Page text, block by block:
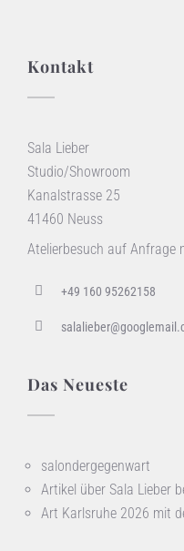
Kontakt
Sala Lieber
Studio/Showroom
Kanalstrasse 25
41460 Neuss
Atelierbesuch auf Anfrage
+49 160 95262158
Das Neueste
salondergegenwart
Artikel über Sala Lieber
Art Karlsruhe 2026 mit